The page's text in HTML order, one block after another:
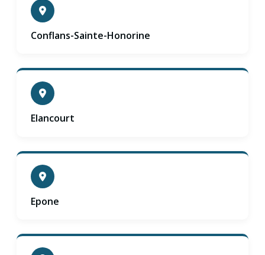
Conflans-Sainte-Honorine
Elancourt
Epone